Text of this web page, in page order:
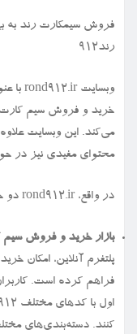
فروش سیمكارت رند به
رند912
می‌کند. این وبسایت
محتوای مفیدی نیز در
در واقع، rond912.ir دو جنبه اصلی دارد:
بازار خرید و فروش سیم
پلتفرم آنلاین، امکان
فراهم کرده است.
کنند. دسته‌بندی‌های